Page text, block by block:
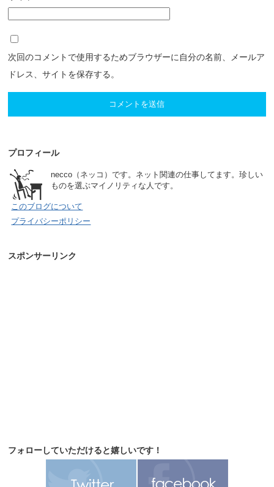
次回のコメントで使用するためブラウザーに自分の名前、メールア
ドレス、サイトを保存する。
プロフィール
necco（ネッコ）です。ネット関連の仕事してます。珍しい
ものを選ぶマイノリティな人です。
このブログについて
プライバシーポリシー
スポンサーリンク
フォローしていただけると嬉しいです！